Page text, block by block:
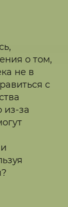
о том,
не в
с
из-за